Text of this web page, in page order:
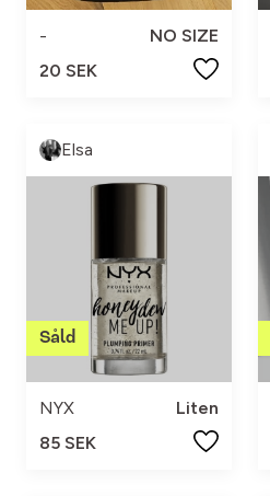
-
NO SIZE
20 SEK
Elsa
NYX
Liten
85 SEK